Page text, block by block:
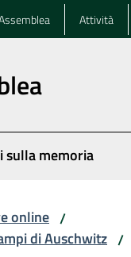
Attività
sulla memoria
online /
di Auschwitz /